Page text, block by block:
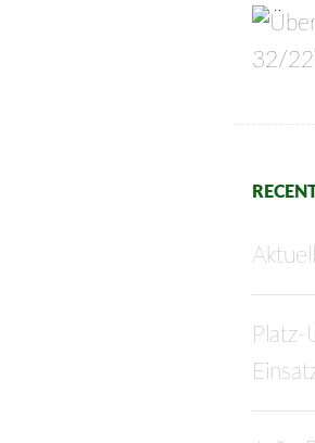
32/22
Platz-